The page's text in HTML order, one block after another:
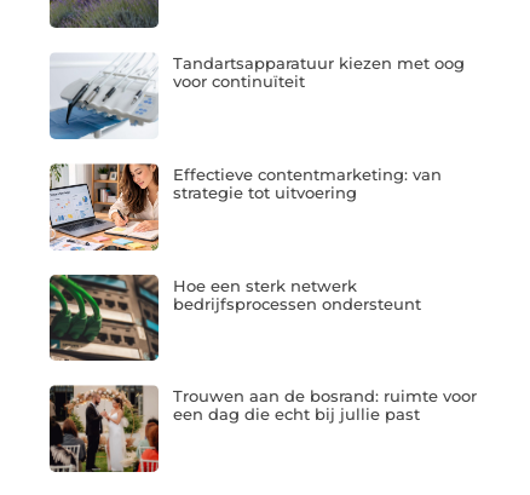
Tandartsapparatuur kiezen met oog
voor continuïteit
Effectieve contentmarketing: van
strategie tot uitvoering
Hoe een sterk netwerk
bedrijfsprocessen ondersteunt
Trouwen aan de bosrand: ruimte voor
een dag die echt bij jullie past